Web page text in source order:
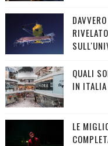
QUALI
IN ITALIA
LE